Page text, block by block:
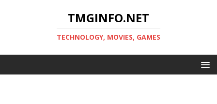
TMGINFO.NET
ТECHNOLOGY, MOVIES, GAMES